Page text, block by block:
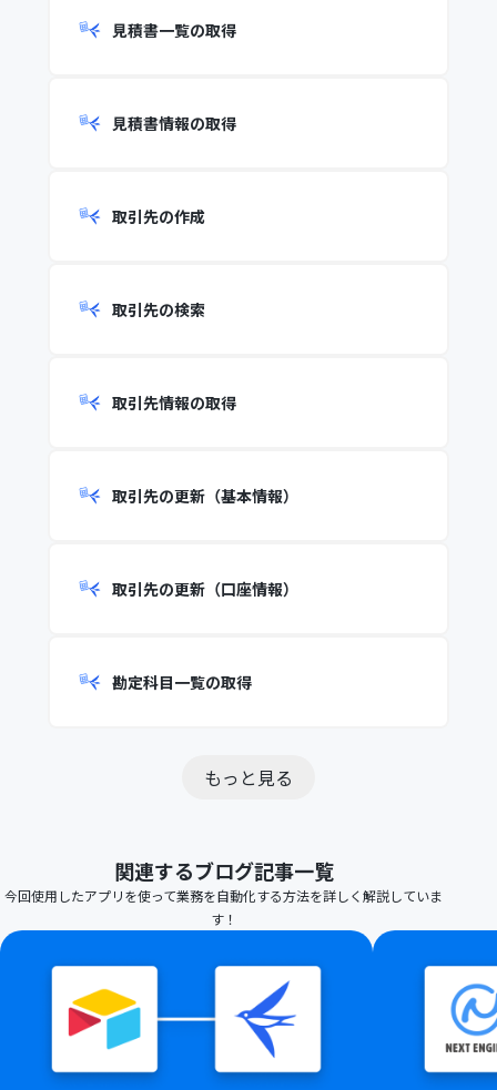
見積書一覧の取得
見積書情報の取得
取引先の作成
取引先の検索
取引先情報の取得
取引先の更新（基本情報）
取引先の更新（口座情報）
勘定科目一覧の取得
もっと見る
関連するブログ記事一覧
今回使用したアプリを使って業務を自動化する方法を詳しく解説していま
す！